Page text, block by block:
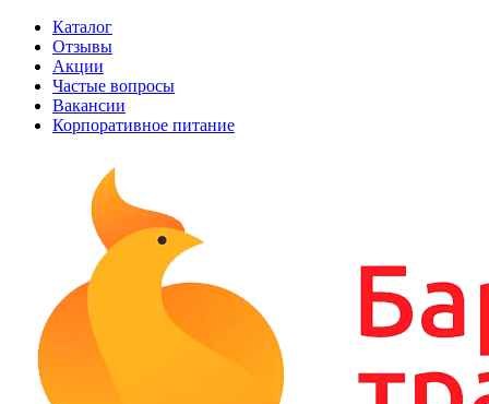
Каталог
Отзывы
Акции
Частые вопросы
Вакансии
Корпоративное питание